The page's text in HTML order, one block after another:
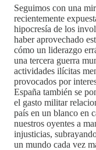
Seguimos con una
recientemente
hipocresía de los
haber aprovechado
cómo un liderazgo
una tercera guerra
actividades ilícitas
provocados por
España también se
el gasto militar
país en un blanco en
nuestros oyentes a
injusticias,
un mundo cada vez